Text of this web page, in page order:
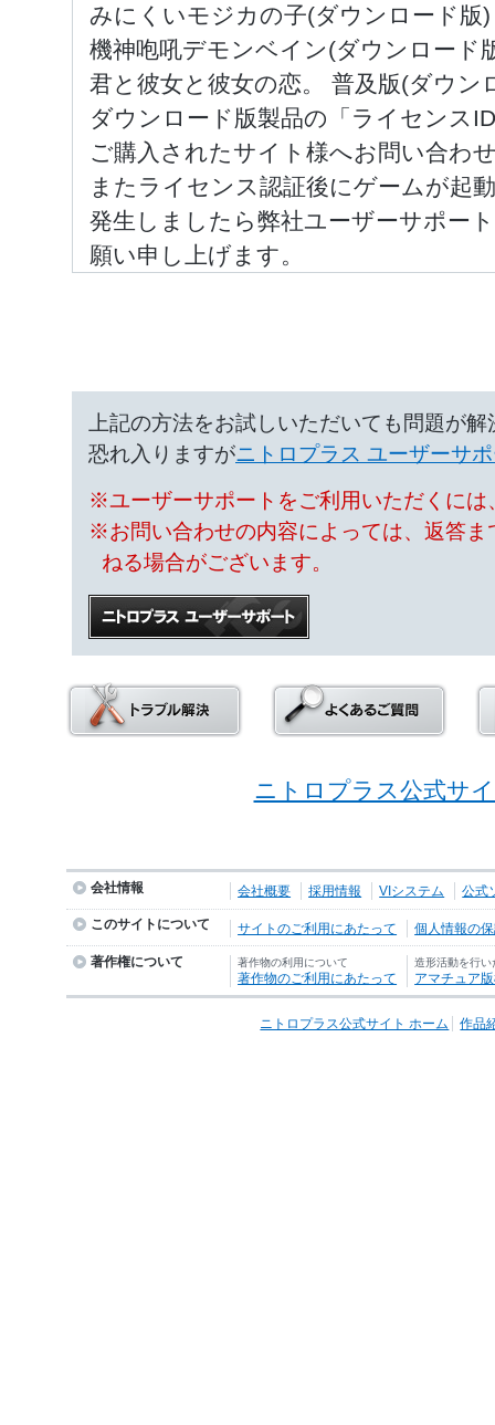
みにくいモジカの子(ダウンロード版)
機神咆吼デモンベイン(ダウンロード
君と彼女と彼女の恋。 普及版(ダウン
ダウンロード版製品の「ライセンス
ご購入されたサイト様へお問い合わ
またライセンス認証後にゲームが起
発生しましたら弊社ユーザーサポー
願い申し上げます。
上記の方法をお試しいただいても問題が
恐れ入りますがニトロプラス ユーザーサ
※ユーザーサポートをご利用いただくに
※お問い合わせの内容によっては、返答
ねる場合がございます。
ニトロプラス公式サ
会社情報 会社概要 採用情報 VIシステム 公式
このサイトについて サイトのご利用にあたって 個人情報の
著作権について 著作物の利用について
著作物のご利用にあたって
造形活動を行い
アマチュア
ニトロプラス公式サイト ホーム 作品